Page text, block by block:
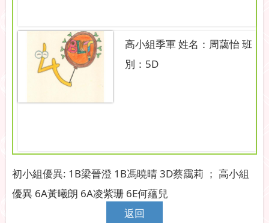
高小組季軍 姓名：周藹怡 班
別：5D
初小組優異: 1B梁晉澄 1B馮曉晴 3D蔡靄莉 ； 高小組
優異 6A黃曦朗 6A凌紫珊 6E何蘊兒
返回